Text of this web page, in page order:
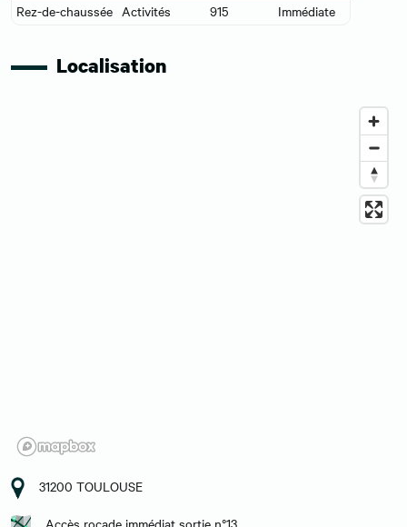
Rez-de-chaussée Activités 915 Immédiate
Localisation
31200 TOULOUSE
Accès rocade immédiat sortie n°13